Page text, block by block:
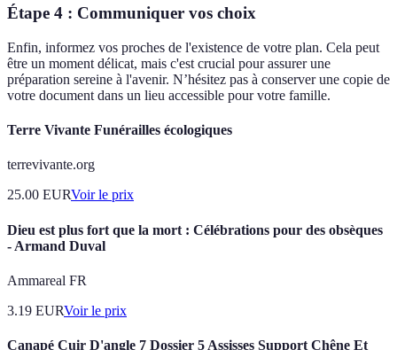
Étape 4 : Communiquer vos choix
Enfin, informez vos proches de l'existence de votre plan. Cela peut
être un moment délicat, mais c'est crucial pour assurer une
préparation sereine à l'avenir. N’hésitez pas à conserver une copie de
votre document dans un lieu accessible pour votre famille.
Terre Vivante Funérailles écologiques
terrevivante.org
25.00 EURVoir le prix
Dieu est plus fort que la mort : Célébrations pour des obsèques
- Armand Duval
Ammareal FR
3.19 EURVoir le prix
Canapé Cuir D'angle 7 Dossier 5 Assisses Support Chêne Et